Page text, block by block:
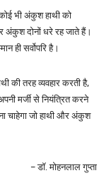
भी अंकुश हाथी को
अंकुश दोनों धरे रह जाते हैं।
ही सर्वोपरि है।
की तरह व्यवहार करती है,
मर्जी से नियंत्रित करने
चाहेगा जो हाथी और अंकुश
– डॉ. मोहनलाल गुप्ता